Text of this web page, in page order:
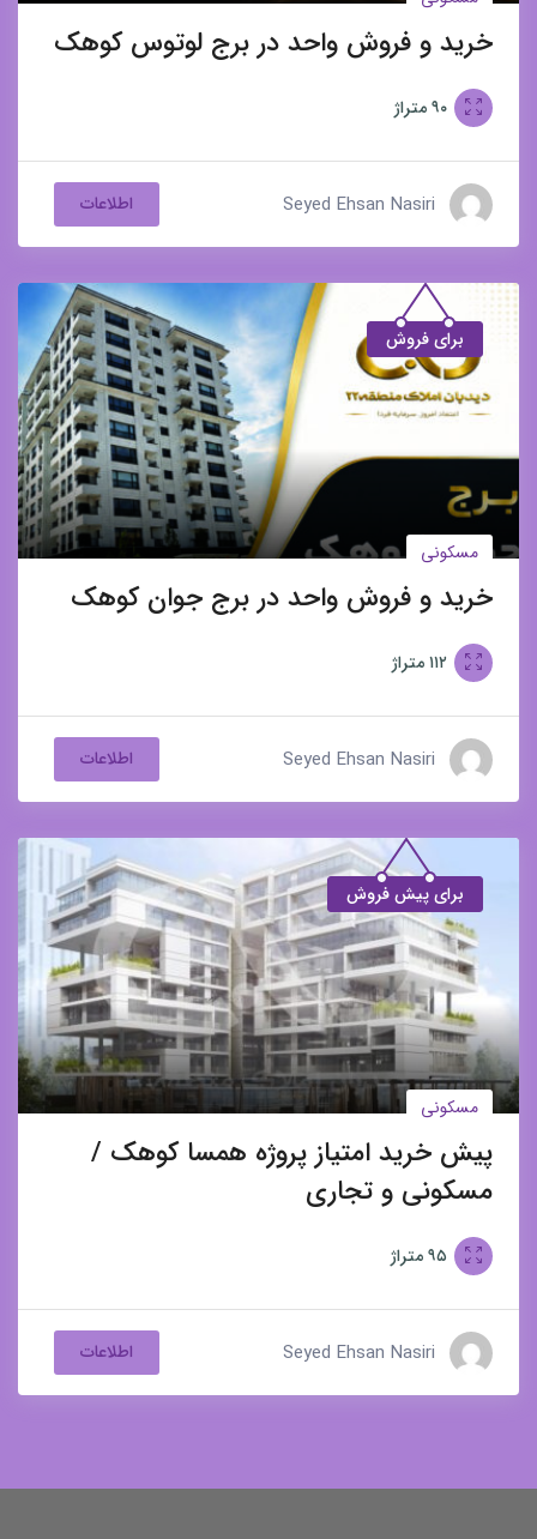
خرید و فروش واحد در برج لوتوس کوهک
۹۰متراژ
Seyed Ehsan Nasiri اطلاعات
برای فروش
مسکونی
خرید و فروش واحد در برج جوان کوهک
۱۱۲متراژ
Seyed Ehsan Nasiri اطلاعات
برای پیش فروش
مسکونی
پیش خرید امتیاز پروژه همسا کوهک /
مسکونی و تجاری
۹۵متراژ
Seyed Ehsan Nasiri اطلاعات